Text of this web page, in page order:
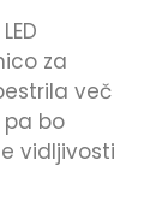
za
več
bo
vidljivosti